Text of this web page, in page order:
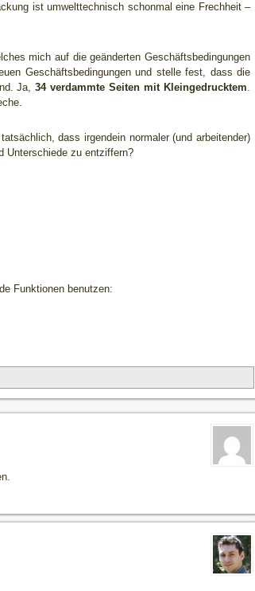
ist umwelttechnisch schonmal eine Frechheit –
mich auf die geänderten Geschäftsbedingungen
Geschäftsbedingungen und stelle fest, dass die
Ja,34 verdammte Seiten mit Kleingedrucktem.
dass irgendein normaler (und arbeitender)
Unterschiede zu entziffern?
Funktionen benutzen: